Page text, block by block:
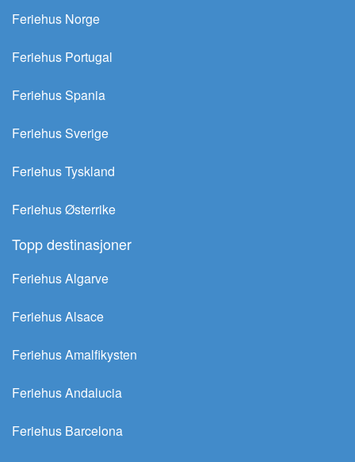
Feriehus Norge
Feriehus Portugal
Feriehus Spania
Feriehus Sverige
Feriehus Tyskland
Feriehus Østerrike
Topp destinasjoner
Feriehus Algarve
Feriehus Alsace
Feriehus Amalfikysten
Feriehus Andalucia
Feriehus Barcelona